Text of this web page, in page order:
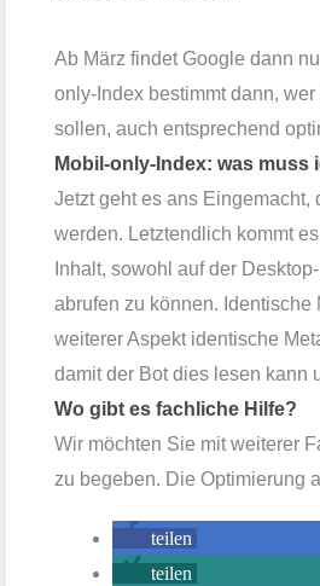
Ab März findet Google dann
only-Index bestimmt dann,
sollen, auch entsprechend
Mobil-only-Index: was muss
Jetzt geht es ans Eingemacht,
werden. Letztendlich kommt
Inhalt, sowohl auf der
abrufen zu können. Identische
weiterer Aspekt identische
damitder Botdies lesen kann
Wo gibt es fachliche Hilfe?
Wir möchten Sie mit weiterer
zu begeben. Die Optimierung
teilen
teilen